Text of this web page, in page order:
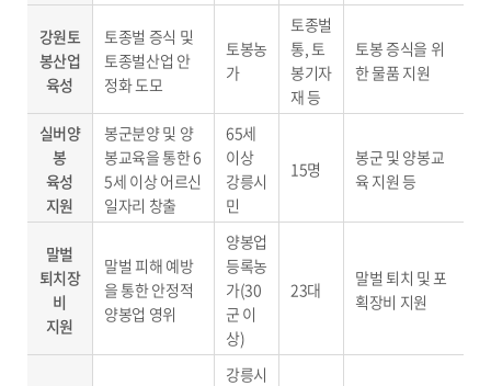
강원토
봉산업
육성
토종벌 증식 및
토종벌산업 안
정화 도모
토봉농
가
토종벌
통, 토
봉기자
재 등
토봉 증식을 위
한 물품 지원
실버양
봉
육성
지원
봉군분양 및 양
봉교육을 통한 6
5세 이상 어르신
일자리 창출
65세
이상
강릉시
민
15명
봉군 및 양봉교
육 지원 등
말벌
퇴치장
비
지원
말벌 피해 예방
을 통한 안정적
양봉업 영위
양봉업
등록농
가(30
군 이
상)
23대
말벌 퇴치 및 포
획장비 지원
강릉시